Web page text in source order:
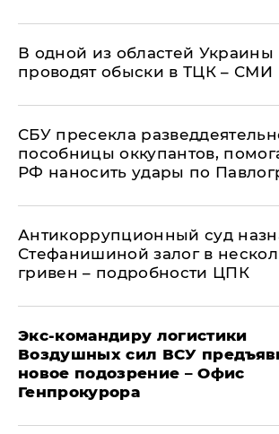
В одной из областей Украины
проводят обыски в ТЦК – СМИ
СБУ пресекла
пособницы оккупантов,
РФ наносить удары по
Антикоррупционный суд
Стефанишиной залог в
гривен – подробности ЦПК
Экс-командиру логистики
Воздушных сил ВСУ
новое подозрение – Офис
Генпрокурора